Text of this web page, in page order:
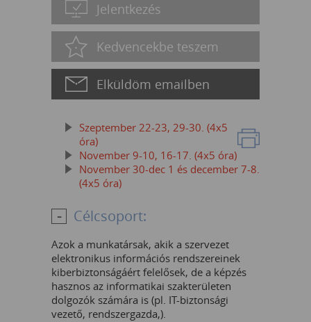
Jelentkezés
Kedvencekbe teszem
Elküldöm emailben
Szeptember 22-23, 29-30. (4x5
óra)
November 9-10, 16-17. (4x5 óra)
November 30-dec 1 és december 7-8.
(4x5 óra)
Célcsoport:
Azok a munkatársak, akik a szervezet
elektronikus információs rendszereinek
kiberbiztonságáért felelősek, de a képzés
hasznos az informatikai szakterületen
dolgozók számára is (pl. IT-biztonsági
vezető, rendszergazda,).